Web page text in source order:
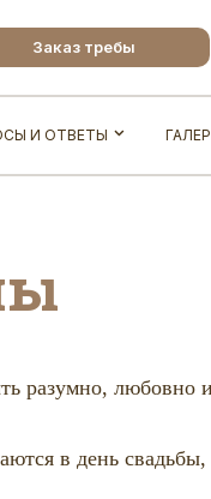
Заказ требы
И ОТВЕТЫ
разумно, любовно
в день